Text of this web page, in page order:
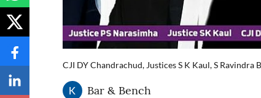
CJI DY Chandrachud, Justices S K Kaul, S Ravindra
Bar & Bench